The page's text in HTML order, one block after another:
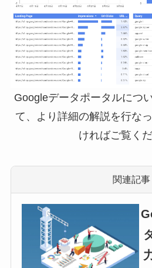
Googleデータポータルにつ
て、より詳細の解説を行な
ければご覧くだ
関連記事